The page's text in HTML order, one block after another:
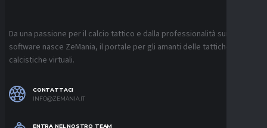
Da una passione per il calcio tattico e dalla professionalità sui
software nasce ZeMania, il portale per gli amanti delle tattiche
calcistiche virtuali.
CONTATTACI
INFO@ZEMANIA.IT
ENTRA NEL NOSTRO TEAM